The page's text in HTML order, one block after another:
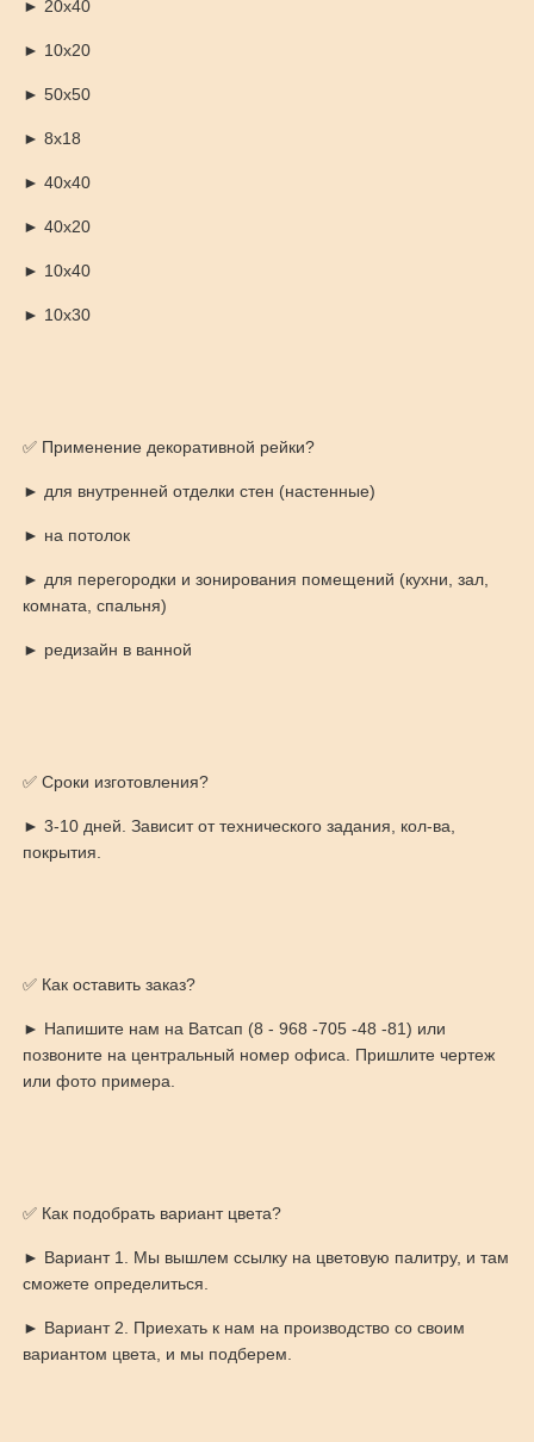
► 20х40
► 10х20
► 50х50
► 8х18
► 40х40
► 40х20
► 10х40
► 10х30
✅ Применение декоративной рейки?
► для внутренней отделки стен (настенные)
► на потолок
► для перегородки и зонирования помещений (кухни, зал,
комната, спальня)
► редизайн в ванной
✅ Сроки изготовления?
► 3-10 дней. Зависит от технического задания, кол-ва,
покрытия.
✅ Как оставить заказ?
► Напишите нам на Ватсап (8 - 968 -705 -48 -81) или
позвоните на центральный номер офиса. Пришлите чертеж
или фото примера.
✅ Как подобрать вариант цвета?
► Вариант 1. Мы вышлем ссылку на цветовую палитру, и там
сможете определиться.
► Вариант 2. Приехать к нам на производство со своим
вариантом цвета, и мы подберем.